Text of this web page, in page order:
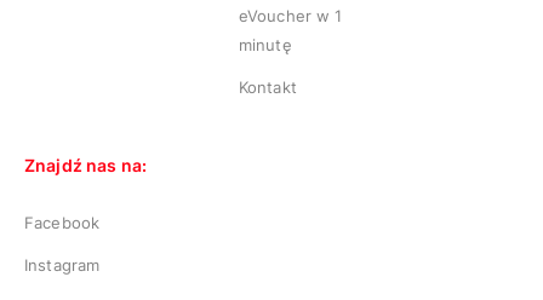
eVoucher w 1
minutę
Kontakt
Znajdź nas na:
Facebook
Instagram